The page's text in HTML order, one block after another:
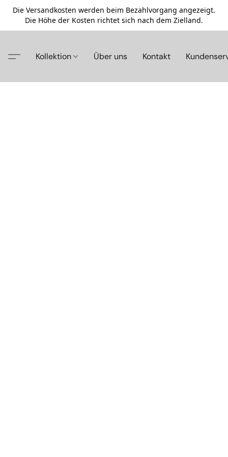
Die Versandkosten werden beim Bezahlvorgang angezeigt.
Die Höhe der Kosten richtet sich nach dem Zielland.
Kollektion Über uns Kontakt